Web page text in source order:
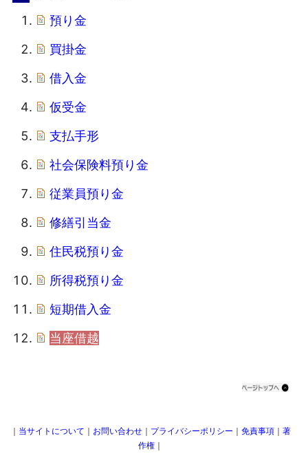
預り金
買掛金
借入金
仮受金
支払手形
社会保険料預り金
従業員預り金
修繕引当金
住民税預り金
所得税預り金
短期借入金
当座借越
｜ 当サイトについて ｜ お問い合わせ ｜ プライバシーポリシー ｜ 免責事項 ｜ 著
作権 ｜